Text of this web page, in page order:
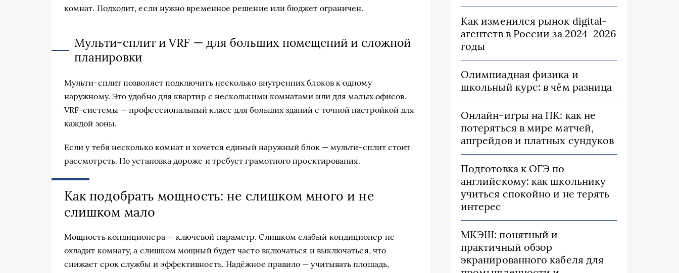
комнат. Подходит, если нужно временное решение или бюджет ограничен.
Мульти-сплит и VRF — для больших помещений и сложной
планировки
Мульти-сплит позволяет подключить несколько внутренних блоков к одному
наружному. Это удобно для квартир с несколькими комнатами или для малых офисов.
VRF-системы — профессиональный класс для больших зданий с точной настройкой для
каждой зоны.
Если у тебя несколько комнат и хочется единый наружный блок — мульти-сплит стоит
рассмотреть. Но установка дороже и требует грамотного проектирования.
Как подобрать мощность: не слишком много и не
слишком мало
Мощность кондиционера — ключевой параметр. Слишком слабый кондиционер не
охладит комнату, а слишком мощный будет часто включаться и выключаться, что
снижает срок службы и эффективность. Надёжное правило — учитывать площадь,
Как изменился рынок digital-
агентств в России за 2024–2026
годы
Олимпиадная физика и
школьный курс: в чём разница
Онлайн-игры на ПК: как не
потеряться в мире матчей,
апгрейдов и платных сундуков
Подготовка к ОГЭ по
английскому: как школьнику
учиться спокойно и не терять
интерес
МКЭШ: понятный и
практичный обзор
экранированного кабеля для